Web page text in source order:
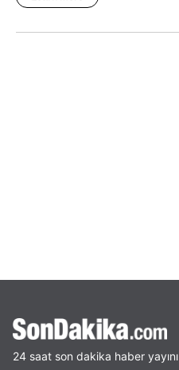
24 saat son dakika haber yayını